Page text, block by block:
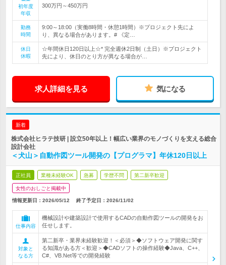
初年度
年収
300万円～450万円
勤務
時間
9:00～18:00（実働8時間・休憩1時間）※プロジェクト先によ
り、異なる場合があります。# 《定…
休日
休暇
☆年間休日120日以上☆* 完全週休2日制（土日）※プロジェクト
先により、休日のとり方が異なる場合が…
求人詳細を見る 気になる
新着
株式会社ヒラテ技研 | 設立50年以上！幅広い業界のモノづくりを支える総合
設計会社
＜犬山＞自動作図ツール開発の【プログラマ】年休120日以上
正社員 業種未経験OK 急募 学歴不問 第二新卒歓迎
女性のおしごと掲載中
情報更新日：2026/05/12 終了予定日： 2026/11/02
仕事内容
機械設計や建築設計で使用するCADの自動作図ツールの開発をお
任せします。
対象と
なる方
第二新卒・業界未経験歓迎！＜必須＞◆ソフトウェア開発に関す
る知識がある方＜歓迎＞◆CADソフトの操作経験◆Java、C++、
C#、VB.Net等での開発経験